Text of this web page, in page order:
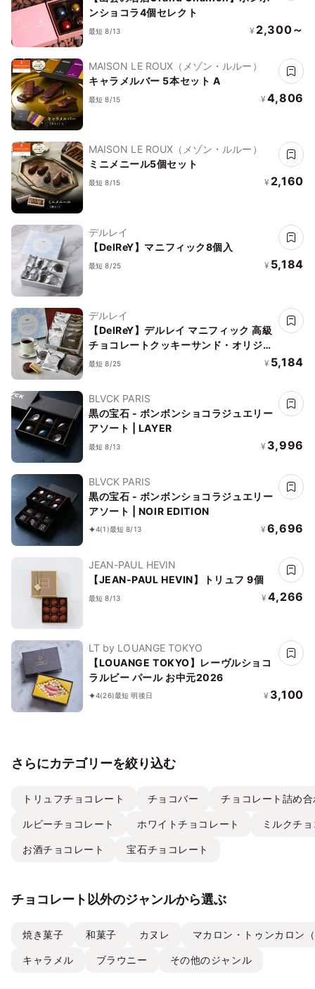
ンショコラ4個セレクト
最短 8/13 ¥ 2,300～
MAISON LE ROUX（メゾン・ルルー）
キャラメルバー 5本セット A
最短 8/15 ¥ 4,806
MAISON LE ROUX（メゾン・ルルー）
ミニメニール5個セット
最短 8/15 ¥ 2,160
デルレイ
【DelReY】マニフィック8個入
最短 8/25 ¥ 5,184
デルレイ
【DelReY】デルレイ マニフィック 高級
チョコレートクッキーサンド・オリジナ
ルコーヒーセット
最短 8/25 ¥ 5,184
BLVCK PARIS
黒の宝石 - ボンボンショコラジュエリー
アソート | LAYER
最短 8/13 ¥ 3,996
BLVCK PARIS
黒の宝石 - ボンボンショコラジュエリー
アソート | NOIR EDITION
4(1)最短 8/13 ¥ 6,696
JEAN-PAUL HEVIN
【JEAN-PAUL HEVIN】トリュフ 9個
最短 8/13 ¥ 4,266
LT by LOUANGE TOKYO
【LOUANGE TOKYO】レーヴルショコ
ラルビー パール お中元2026
4(26)最短 明後日 ¥ 3,100
さらにカテゴリーを絞り込む
トリュフチョコレート チョコバー チョコレート詰め
ルビーチョコレート ホワイトチョコレート ミルクチ
お酒チョコレート 宝石チョコレート
チョコレート以外のジャンルから選ぶ
焼き菓子 和菓子 カヌレ マカロン・トゥンカロン
キャラメル ブラウニー その他のジャンル